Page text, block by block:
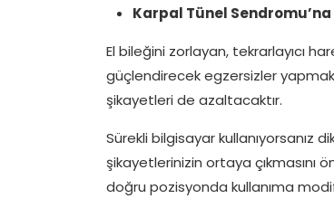
Karpal Tünel
El bileğini zorlayan, tekrarlayıcı
güçlendirecek egzersizler
şikayetleri de azaltacaktır.
Sürekli bilgisayar kullanıyorsanız
şikayetlerinizin ortaya çıkmasını
doğru pozisyonda kullanıma